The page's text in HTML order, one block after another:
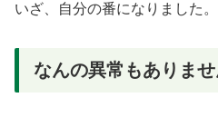
いざ、自分の番になりました。
なんの異常もありませ